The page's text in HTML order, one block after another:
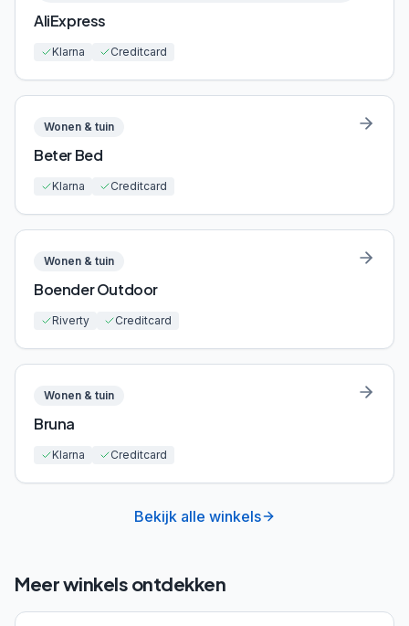
AliExpress
Klarna Creditcard
Wonen & tuin
Beter Bed
Klarna Creditcard
Wonen & tuin
Boender Outdoor
Riverty Creditcard
Wonen & tuin
Bruna
Klarna Creditcard
Bekijk alle winkels
Meer winkels ontdekken